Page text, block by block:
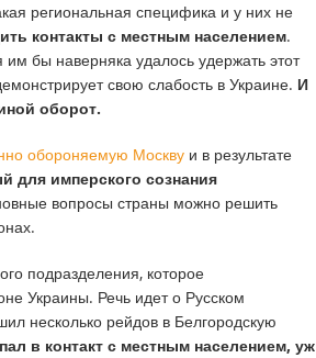
региональная специфика и у них не
контакты с местным населением.
им бы наверняка удалось удержать этот
свою слабость в Украине. И
оборот.
обороняемую Москву и в результате
для имперского сознания
вопросы страны можно решить
подразделения, которое
Украины. Речь идет о Русском
несколько рейдов в Белгородскую
в контакт с местным населением, уж